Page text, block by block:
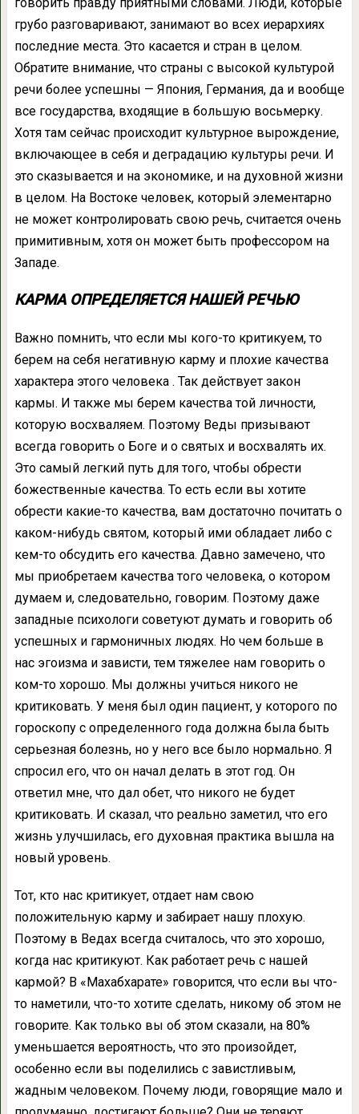
грубо разговаривают, занимают во всех иерархиях
последние места. Это касается и стран в целом.
Обратите внимание, что страны с высокой культурой
речи более успешны — Япония, Германия, да и вообще
все государства, входящие в большую восьмерку.
Хотя там сейчас происходит культурное вырождение,
включающее в себя и деградацию культуры речи. И
это сказывается и на экономике, и на духовной жизни
в целом. На Востоке человек, который элементарно
не может контролировать свою речь, считается очень
примитивным, хотя он может быть профессором на
Западе.
КАРМА ОПРЕДЕЛЯЕТСЯ НАШЕЙ РЕЧЬЮ
Важно помнить, что если мы кого-то критикуем, то
берем на себя негативную карму и плохие качества
характера этого человека . Так действует закон
кармы. И также мы берем качества той личности,
которую восхваляем. Поэтому Веды призывают
всегда говорить о Боге и о святых и восхвалять их.
Это самый легкий путь для того, чтобы обрести
божественные качества. То есть если вы хотите
обрести какие-то качества, вам достаточно почитать о
каком-нибудь святом, который ими обладает либо с
кем-то обсудить его качества. Давно замечено, что
мы приобретаем качества того человека, о котором
думаем и, следовательно, говорим. Поэтому даже
западные психологи советуют думать и говорить об
успешных и гармоничных людях. Но чем больше в
нас эгоизма и зависти, тем тяжелее нам говорить о
ком-то хорошо. Мы должны учиться никого не
критиковать. У меня был один пациент, у которого по
гороскопу с определенного года должна была быть
серьезная болезнь, но у него все было нормально. Я
спросил его, что он начал делать в этот год. Он
ответил мне, что дал обет, что никого не будет
критиковать. И сказал, что реально заметил, что его
жизнь улучшилась, его духовная практика вышла на
новый уровень.
Тот, кто нас критикует, отдает нам свою
положительную карму и забирает нашу плохую.
Поэтому в Ведах всегда считалось, что это хорошо,
когда нас критикуют. Как работает речь с нашей
кармой? В «Махабхарате» говорится, что если вы что-
то наметили, что-то хотите сделать, никому об этом не
говорите. Как только вы об этом сказали, на 80%
уменьшается вероятность, что это произойдет,
особенно если вы поделились с завистливым,
жадным человеком. Почему люди, говорящие мало и